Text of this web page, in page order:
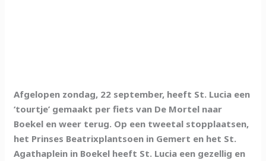
Afgelopen zondag, 22 september, heeft St. Lucia een
‘tourtje’ gemaakt per fiets van De Mortel naar
Boekel en weer terug. Op een tweetal stopplaatsen,
het Prinses Beatrixplantsoen in Gemert en het St.
Agathaplein in Boekel heeft St. Lucia een gezellig en